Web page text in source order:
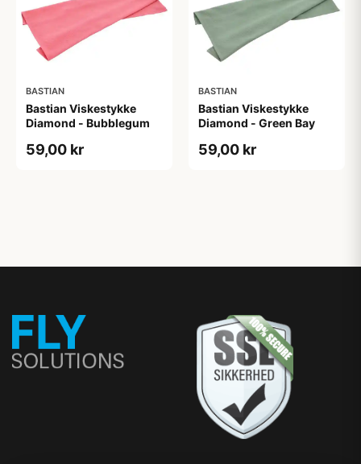
BASTIAN
Bastian Viskestykke
Diamond - Bubblegum
59,00 kr
BASTIAN
Bastian Viskestykke
Diamond - Green Bay
59,00 kr